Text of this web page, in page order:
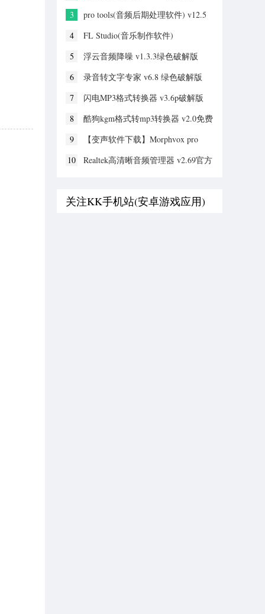
3
pro tools(音频后期处理软件) v12.5
4
FL Studio(音乐制作软件)
5
浮云音频降噪 v1.3.3绿色破解版
6
录音转文字专家 v6.8 绿色破解版
7
闪电MP3格式转换器 v3.6p破解版
8
酷狗kgm格式转mp3转换器 v2.0免费
9
【变声软件下载】Morphvox pro
10
Realtek高清晰音频管理器 v2.69官方
关注KK手机站(安卓游戏应用)